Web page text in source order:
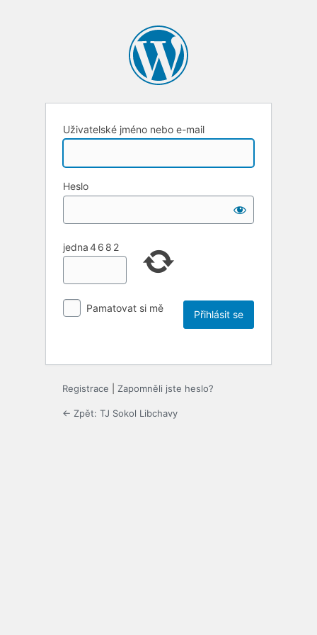
Uživatelské jméno nebo e-mail
Heslo
jedna46 8 2
Pamatovat si mě
Registrace Zapomněli jste heslo?
← Zpět: TJ Sokol Libchavy